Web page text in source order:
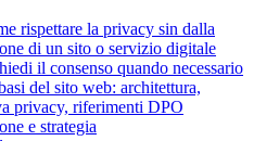
rispettare la privacy sin dalla
di un sito o servizio digitale
il consenso quando necessario
del sito web: architettura,
privacy, riferimenti DPO
e strategia